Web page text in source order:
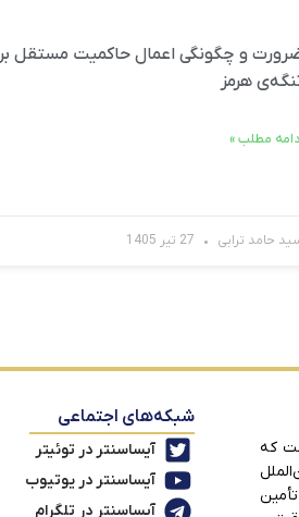
و چگونگی اعمال حاکمیت مستقل بر
هرمز
مطلب »
حامد ترابی
که
شبکه‌های اجتماعی
آیساسنتر در توئیتر
آیساسنتر در یوتیوب
آیساسنتر در تلگرام